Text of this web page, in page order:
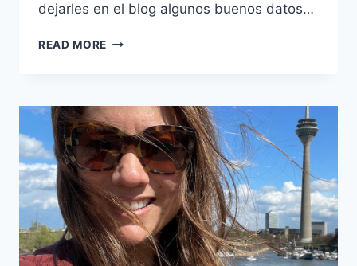
dejarles en el blog algunos buenos datos…
READ MORE BUENOS
NOS
MUDAMOS
A
ALEMANIA